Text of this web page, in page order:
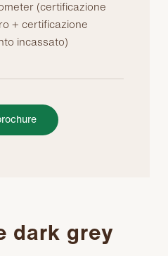
(certificazione
+ certificazione
incassato)
dark grey